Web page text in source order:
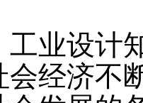
设计知
济不断